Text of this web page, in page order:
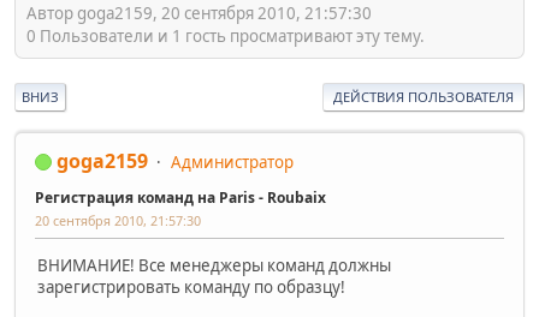
Автор goga2159, 20 сентября 2010, 21:57:30
0 Пользователи и 1 гость просматривают эту тему.
ВНИЗ ДЕЙСТВИЯ ПОЛЬЗОВАТЕЛЯ
goga2159 Администратор
Регистрация команд на Paris - Roubaix
20 сентября 2010, 21:57:30
ВНИМАНИЕ! Все менеджеры команд должны
зарегистрировать команду по образцу!